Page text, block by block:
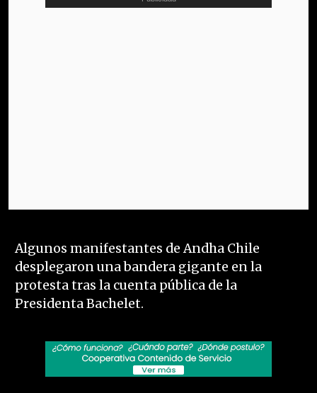
Algunos manifestantes de Andha Chile
desplegaron una bandera gigante en la
protesta tras la cuenta pública de la
Presidenta Bachelet.